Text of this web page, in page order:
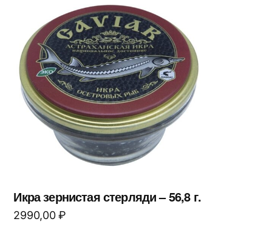
Икра зернистая стерляди – 56,8 г.
2990,00₽